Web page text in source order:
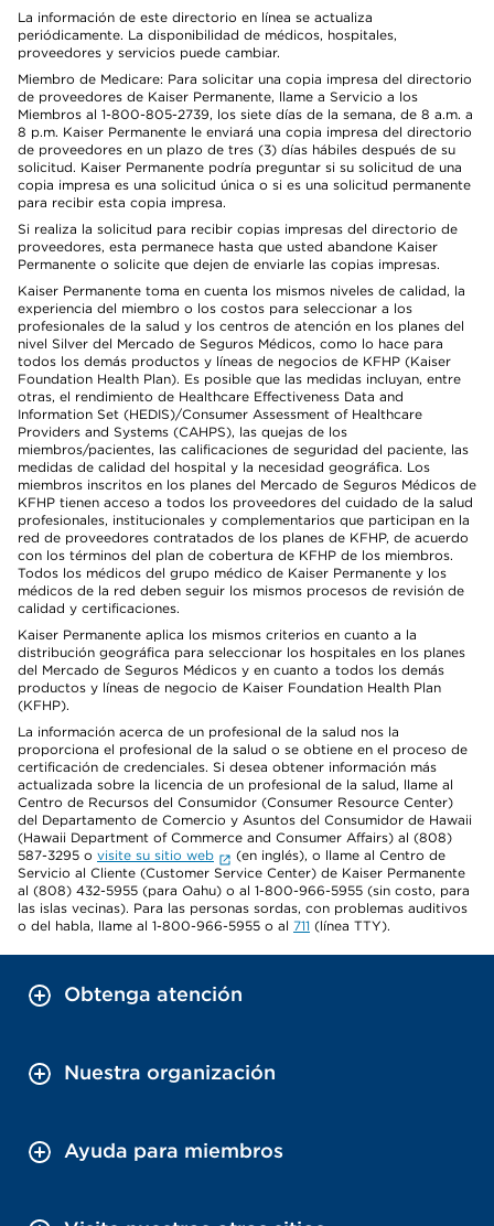
La información de este directorio en línea se actualiza
periódicamente. La disponibilidad de médicos, hospitales,
proveedores y servicios puede cambiar.
Miembro de Medicare: Para solicitar una copia impresa del directorio
de proveedores de Kaiser Permanente, llame a Servicio a los
Miembros al 1-800-805-2739, los siete días de la semana, de 8 a.m. a
8 p.m. Kaiser Permanente le enviará una copia impresa del directorio
de proveedores en un plazo de tres (3) días hábiles después de su
solicitud. Kaiser Permanente podría preguntar si su solicitud de una
copia impresa es una solicitud única o si es una solicitud permanente
para recibir esta copia impresa.
Si realiza la solicitud para recibir copias impresas del directorio de
proveedores, esta permanece hasta que usted abandone Kaiser
Permanente o solicite que dejen de enviarle las copias impresas.
Kaiser Permanente toma en cuenta los mismos niveles de calidad, la
experiencia del miembro o los costos para seleccionar a los
profesionales de la salud y los centros de atención en los planes del
nivel Silver del Mercado de Seguros Médicos, como lo hace para
todos los demás productos y líneas de negocios de KFHP (Kaiser
Foundation Health Plan). Es posible que las medidas incluyan, entre
otras, el rendimiento de Healthcare Effectiveness Data and
Information Set (HEDIS)/Consumer Assessment of Healthcare
Providers and Systems (CAHPS), las quejas de los
miembros/pacientes, las calificaciones de seguridad del paciente, las
medidas de calidad del hospital y la necesidad geográfica. Los
miembros inscritos en los planes del Mercado de Seguros Médicos de
KFHP tienen acceso a todos los proveedores del cuidado de la salud
profesionales, institucionales y complementarios que participan en la
red de proveedores contratados de los planes de KFHP, de acuerdo
con los términos del plan de cobertura de KFHP de los miembros.
Todos los médicos del grupo médico de Kaiser Permanente y los
médicos de la red deben seguir los mismos procesos de revisión de
calidad y certificaciones.
Kaiser Permanente aplica los mismos criterios en cuanto a la
distribución geográfica para seleccionar los hospitales en los planes
del Mercado de Seguros Médicos y en cuanto a todos los demás
productos y líneas de negocio de Kaiser Foundation Health Plan
(KFHP).
La información acerca de un profesional de la salud nos la
proporciona el profesional de la salud o se obtiene en el proceso de
certificación de credenciales. Si desea obtener información más
actualizada sobre la licencia de un profesional de la salud, llame al
Centro de Recursos del Consumidor (Consumer Resource Center)
del Departamento de Comercio y Asuntos del Consumidor de Hawaii
(Hawaii Department of Commerce and Consumer Affairs) al (808)
587-3295 o visite su sitio web
(en inglés), o llame al Centro de
Servicio al Cliente (Customer Service Center) de Kaiser Permanente
al (808) 432-5955 (para Oahu) o al 1-800-966-5955 (sin costo, para
las islas vecinas). Para las personas sordas, con problemas auditivos
o del habla, llame al 1-800-966-5955 o al 711 (línea TTY).
Obtenga atención
Nuestra organización
Ayuda para miembros